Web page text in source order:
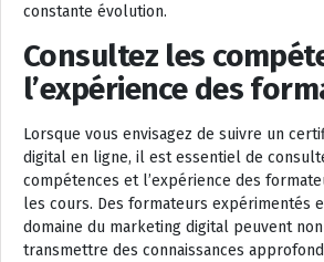
constante évolution.
Consultez les
l’expérience des
Lorsque vous envisagez de suivre un
digital en ligne, il est essentiel de
compétences et l’expérience des
les cours. Des formateurs expérimentés
domaine du marketing digital peuvent
transmettre des connaissances